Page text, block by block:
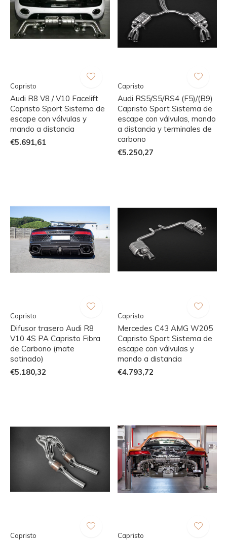
Capristo
Audi R8 V8 / V10 Facelift
Capristo Sport Sistema de
escape con válvulas y
mando a distancia
€5.691,61
Capristo
Audi RS5/S5/RS4 (F5)/(B9)
Capristo Sport Sistema de
escape con válvulas, mando
a distancia y terminales de
carbono
€5.250,27
Capristo
Difusor trasero Audi R8
V10 4S PA Capristo Fibra
de Carbono (mate
satinado)
€5.180,32
Capristo
Mercedes C43 AMG W205
Capristo Sport Sistema de
escape con válvulas y
mando a distancia
€4.793,72
Capristo Capristo